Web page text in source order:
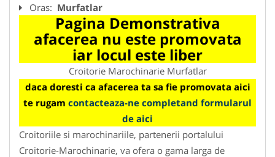
Oras: Murfatlar
Pagina Demonstrativa
afacerea nu este promovata
iar locul este liber
Croitorie Marochinarie Murfatlar
daca doresti ca afacerea ta sa fie promovata aici
te rugam contacteaza-ne completand formularul
de aici
Croitoriile si marochinariile, partenerii portalului
Croitorie-Marochinarie, va ofera o gama larga de